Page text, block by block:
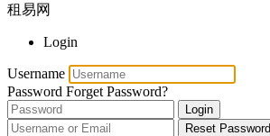
租易网
Login
Username
Password Forget Password?
Login
Reset Password